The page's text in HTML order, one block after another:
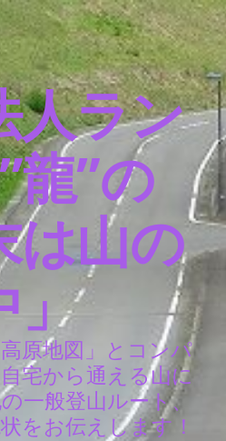
人ラン
龍”の
は山の
」
原地図」とコンパ
宅から通える山に
一般登山ルート、
をお伝えします！